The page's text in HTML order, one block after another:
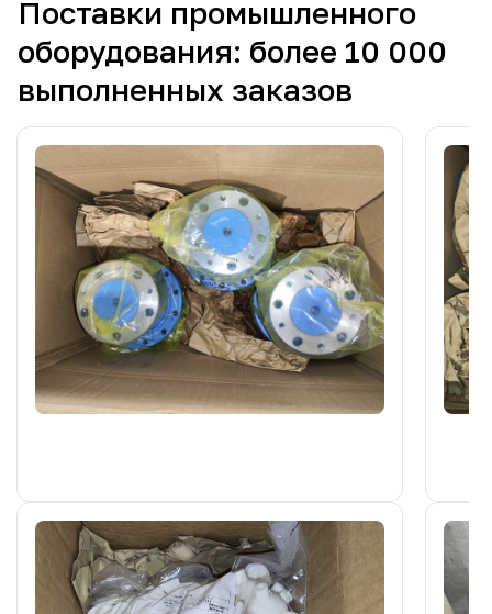
Поставки промышленного
оборудования: более 10 000
выполненных заказов